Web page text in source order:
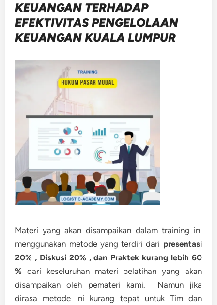
KEUANGAN TERHADAP
EFEKTIVITAS PENGELOLAAN
KEUANGAN KUALA LUMPUR
Materi yang akan disampaikan dalam training ini
menggunakan metode yang terdiri dari presentasi
20% , Diskusi 20% , dan Praktek kurang lebih 60
% dari keseluruhan materi pelatihan yang akan
disampaikan oleh pemateri kami. Namun jika
dirasa metode ini kurang tepat untuk Tim dan